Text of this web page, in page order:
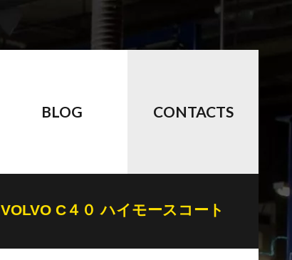
BLOG CONTACTS
VOLVO C４０ ハイモースコート